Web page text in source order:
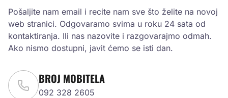
Pošaljite nam email i recite nam sve što želite na novoj
web stranici. Odgovaramo svima u roku 24 sata od
kontaktiranja. Ili nas nazovite i razgovarajmo odmah.
Ako nismo dostupni, javit ćemo se isti dan.
BROJ MOBITELA
092 328 2605